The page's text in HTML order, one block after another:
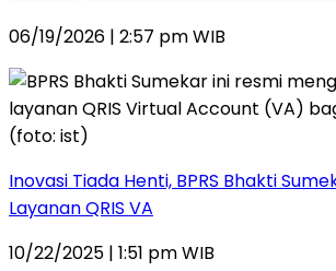
06/19/2026 | 2:57 pm WIB
Inovasi Tiada Henti, BPRS Bhakti
Layanan QRIS VA
10/22/2025 | 1:51 pm WIB